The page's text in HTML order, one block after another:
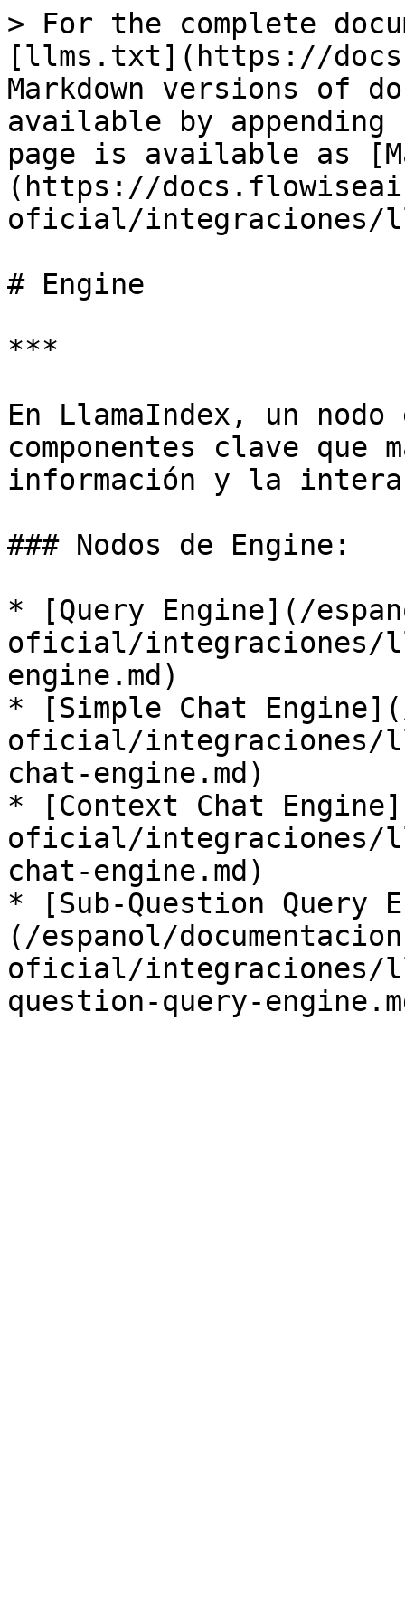
> For the complete
[llms.txt](https://
Markdown versions of
available by
page is available as
(https://
oficial/integraciones/
# Engine
***
En LlamaIndex, un
componentes clave que
información y la
### Nodos de Engine:
* [Query Engine](/
oficial/integraciones/
engine.md)
* [Simple Chat
oficial/integraciones/
chat-engine.md)
* [Context Chat
oficial/integraciones/
chat-engine.md)
* [Sub-Question Query
(/espanol/
oficial/integraciones/